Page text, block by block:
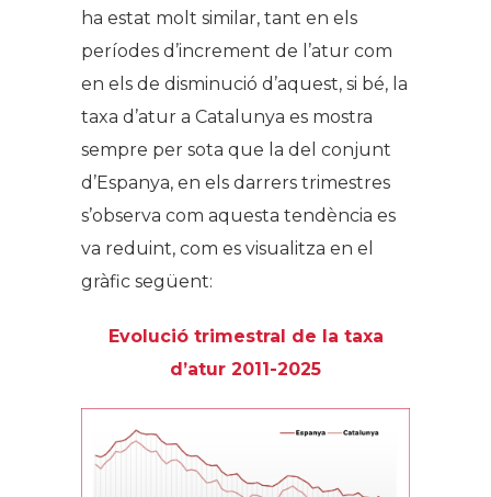
ha estat molt similar, tant en els
períodes d’increment de l’atur com
en els de disminució d’aquest, si bé, la
taxa d’atur a Catalunya es mostra
sempre per sota que la del conjunt
d’Espanya, en els darrers trimestres
s’observa com aquesta tendència es
va reduint, com es visualitza en el
gràfic següent:
Evolució trimestral de la taxa
d’atur 2011-2025